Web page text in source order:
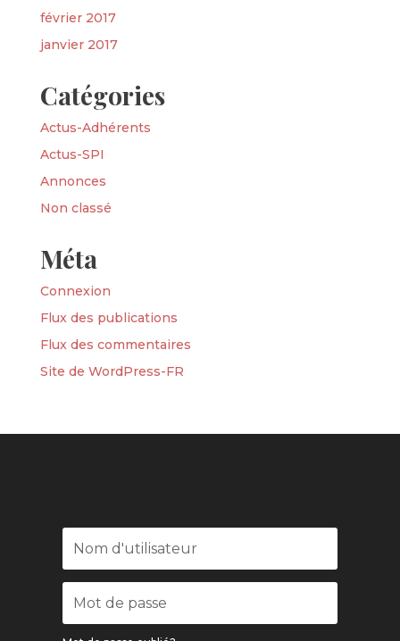
février 2017
janvier 2017
Catégories
Actus-Adhérents
Actus-SPI
Annonces
Non classé
Méta
Connexion
Flux des publications
Flux des commentaires
Site de WordPress-FR